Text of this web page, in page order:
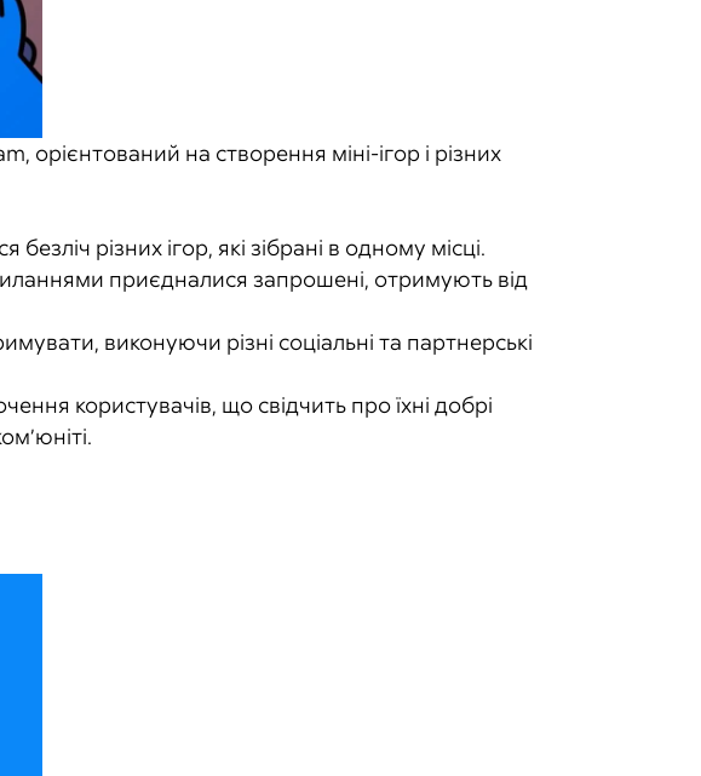
орієнтований на створення міні-ігор і різних
різних ігор, які зібрані в одному місці.
приєдналися запрошені, отримують від
виконуючи різні соціальні та партнерські
користувачів, що свідчить про їхні добрі